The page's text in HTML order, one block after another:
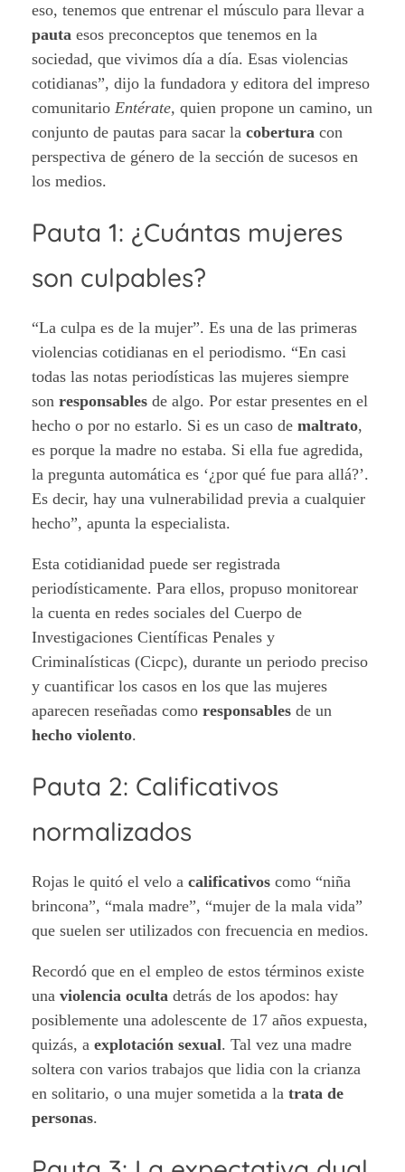
eso, tenemos que entrenar el músculo para llevar a
pauta esos preconceptos que tenemos en la
sociedad, que vivimos día a día. Esas violencias
cotidianas”, dijo la fundadora y editora del impreso
comunitario Entérate, quien propone un camino, un
conjunto de pautas para sacar la cobertura con
perspectiva de género de la sección de sucesos en
los medios.
Pauta 1: ¿Cuántas mujeres
son culpables?
“La culpa es de la mujer”. Es una de las primeras
violencias cotidianas en el periodismo. “En casi
todas las notas periodísticas las mujeres siempre
son responsables de algo. Por estar presentes en el
hecho o por no estarlo. Si es un caso de maltrato,
es porque la madre no estaba. Si ella fue agredida,
la pregunta automática es ‘¿por qué fue para allá?’.
Es decir, hay una vulnerabilidad previa a cualquier
hecho”, apunta la especialista.
Esta cotidianidad puede ser registrada
periodísticamente. Para ellos, propuso monitorear
la cuenta en redes sociales del Cuerpo de
Investigaciones Científicas Penales y
Criminalísticas (Cicpc), durante un periodo preciso
y cuantificar los casos en los que las mujeres
aparecen reseñadas como responsables de un
hecho violento.
Pauta 2: Calificativos
normalizados
Rojas le quitó el velo a calificativos como “niña
brincona”, “mala madre”, “mujer de la mala vida”
que suelen ser utilizados con frecuencia en medios.
Recordó que en el empleo de estos términos existe
una violencia oculta detrás de los apodos: hay
posiblemente una adolescente de 17 años expuesta,
quizás, a explotación sexual. Tal vez una madre
soltera con varios trabajos que lidia con la crianza
en solitario, o una mujer sometida a la trata de
personas.